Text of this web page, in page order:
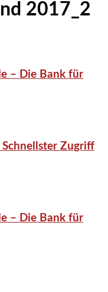
2017_2
– Die Bank für
Zugriff
– Die Bank für